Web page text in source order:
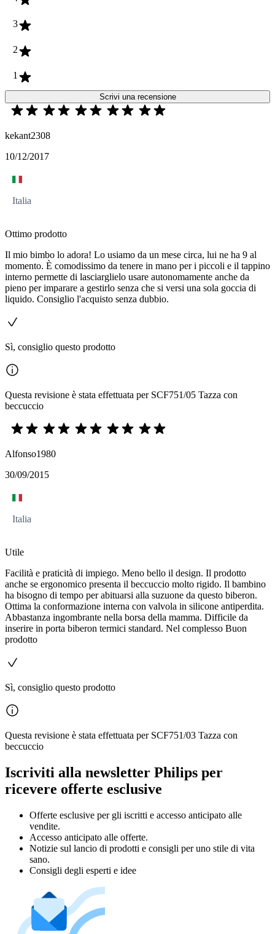
3
2
1
Scrivi una recensione
kekant2308
10/12/2017
Italia
Ottimo prodotto
Il mio bimbo lo adora! Lo usiamo da un mese circa, lui ne ha 9 al
momento. È comodissimo da tenere in mano per i piccoli e il tappino
interno permette di lasciarglielo usare autonomamente anche da
pieno per imparare a gestirlo senza che si versi una sola goccia di
liquido. Consiglio l'acquisto senza dubbio.
Sì, consiglio questo prodotto
Questa revisione è stata effettuata per SCF751/05 Tazza con
beccuccio
Alfonso1980
30/09/2015
Italia
Utile
Facilità e praticità di impiego. Meno bello il design. Il prodotto
anche se ergonomico presenta il beccuccio molto rigido. Il bambino
ha bisogno di tempo per abituarsi alla suzuone da questo biberon.
Ottima la conformazione interna con valvola in silicone antiperdita.
Abbastanza ingombrante nella borsa della mamma. Difficile da
inserire in porta biberon termici standard. Nel complesso Buon
prodotto
Sì, consiglio questo prodotto
Questa revisione è stata effettuata per SCF751/03 Tazza con
beccuccio
Iscriviti alla newsletter Philips per
ricevere offerte esclusive
Offerte esclusive per gli iscritti e accesso anticipato alle
vendite.
Accesso anticipato alle offerte.
Notizie sul lancio di prodotti e consigli per uno stile di vita
sano.
Consigli degli esperti e idee